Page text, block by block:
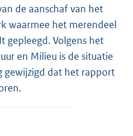
de aanschaf van het
waarmee het merendeel
gepleegd. Volgens het
en Milieu is de situatie
gewijzigd dat het rapport